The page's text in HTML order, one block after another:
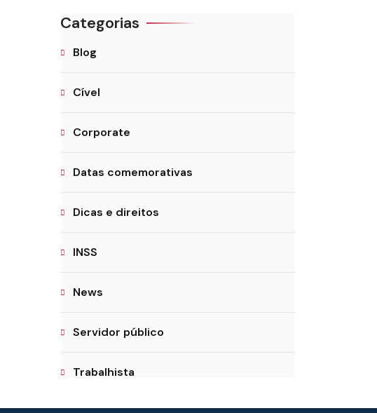
Categorias
Blog
Cível
Corporate
Datas comemorativas
Dicas e direitos
INSS
News
Servidor público
Trabalhista